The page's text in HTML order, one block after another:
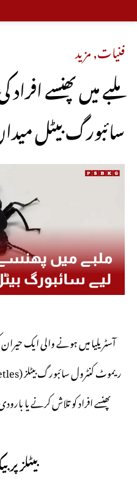
فنیات,مزید
ملبے میں پھنسے
سائبورگ بیٹل
آسٹریلیا میں ہونے والی ایک
پھنسے افراد کو تلاش کرنے یا
بیٹلز